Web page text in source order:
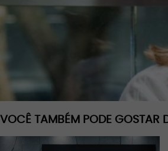
VOCÊ TAMBÉM PODE GOSTAR